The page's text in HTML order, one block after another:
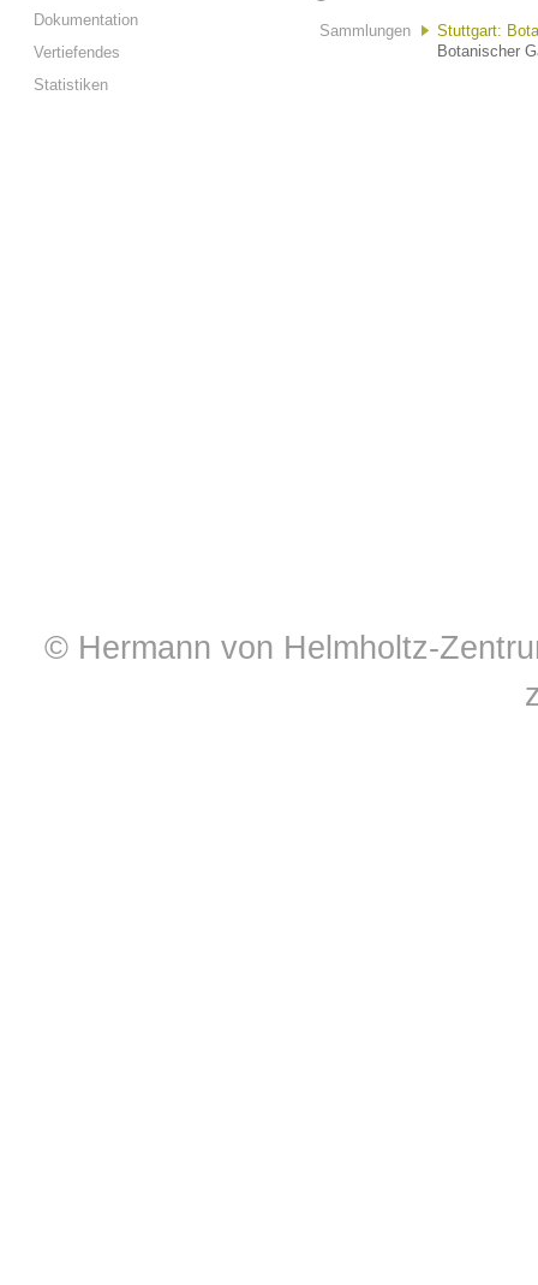
Dokumentation
Vertiefendes
Statistiken
Sammlungen
Stuttgart:
Botanischer
© Hermann von Helmholtz-